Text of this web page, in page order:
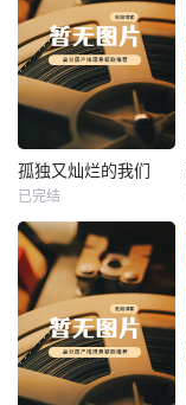
热播
未知
孤独又灿烂的我们
已完结